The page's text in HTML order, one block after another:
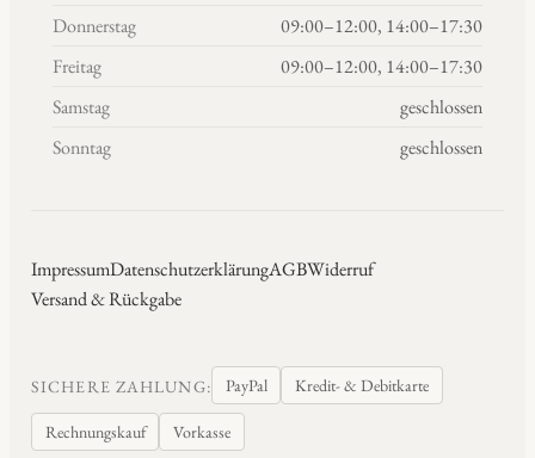
Donnerstag
09:00–12:00, 14:00–17:30
Freitag
09:00–12:00, 14:00–17:30
Samstag
geschlossen
Sonntag
geschlossen
ImpressumDatenschutzerklärungAGBWiderruf
Versand & Rückgabe
SICHERE ZAHLUNG: PayPal Kredit- & Debitkarte
Rechnungskauf Vorkasse